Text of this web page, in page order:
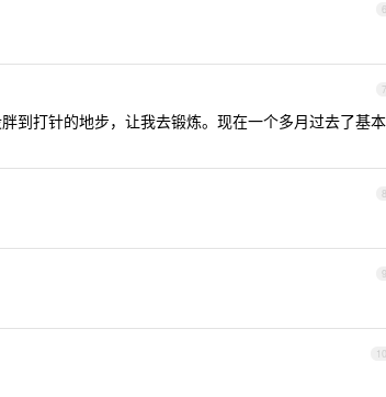
6
7
到打针的地步，让我去锻炼。现在一个多月过去了基本
8
9
10